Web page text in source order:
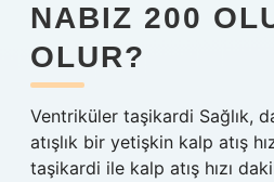
NABIZ 200
OLUR?
Ventriküler taşikardi Sağlık,
atışlık bir yetişkin kalp atış
taşikardi ile kalp atış hızı